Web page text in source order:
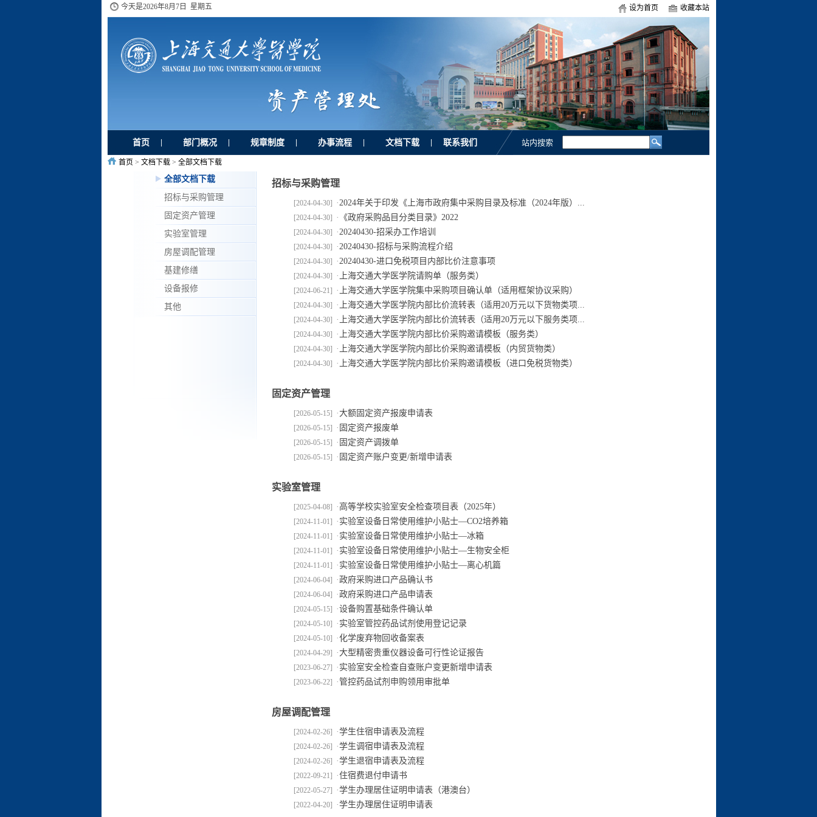
今天是2026年8月7日 星期五 设为首页 收藏本站
首页 部门概况 规章制度 办事流程 文档下载 联系我们 站内搜索
首页 > 文档下载 > 全部文档下载
全部文档下载
招标与采购管理
固定资产管理
实验室管理
房屋调配管理
基建修缮
设备报修
其他
招标与采购管理
[2024-04-30] ·2024年关于印发《上海市政府集中采购目录及标准（2024年版）...
[2024-04-30] · 《政府采购品目分类目录》2022
[2024-04-30] ·20240430-招采办工作培训
[2024-04-30] ·20240430-招标与采购流程介绍
[2024-04-30] ·20240430-进口免税项目内部比价注意事项
[2024-04-30] · 上海交通大学医学院请购单（服务类）
[2024-06-21] · 上海交通大学医学院集中采购项目确认单（适用框架协议采购）
[2024-04-30] · 上海交通大学医学院内部比价流转表（适用20万元以下货物类项...
[2024-04-30] · 上海交通大学医学院内部比价流转表（适用20万元以下服务类项...
[2024-04-30] · 上海交通大学医学院内部比价采购邀请模板（服务类）
[2024-04-30] · 上海交通大学医学院内部比价采购邀请模板（内贸货物类）
[2024-04-30] · 上海交通大学医学院内部比价采购邀请模板（进口免税货物类）
固定资产管理
[2026-05-15] ·大额固定资产报废申请表
[2026-05-15] · 固定资产报废单
[2026-05-15] · 固定资产调拨单
[2026-05-15] · 固定资产账户变更/新增申请表
实验室管理
[2025-04-08] · 高等学校实验室安全检查项目表（2025年）
[2024-11-01] · 实验室设备日常使用维护小贴士—CO2培养箱
[2024-11-01] · 实验室设备日常使用维护小贴士—冰箱
[2024-11-01] · 实验室设备日常使用维护小贴士—生物安全柜
[2024-11-01] · 实验室设备日常使用维护小贴士—离心机篇
[2024-06-04] ·政府采购进口产品确认书
[2024-06-04] ·政府采购进口产品申请表
[2024-05-15] ·设备购置基础条件确认单
[2024-05-10] · 实验室管控药品试剂使用登记记录
[2024-05-10] ·化学废弃物回收备案表
[2024-04-29] ·大型精密贵重仪器设备可行性论证报告
[2023-06-27] · 实验室安全检查自查账户变更新增申请表
[2023-06-22] ·管控药品试剂申购领用审批单
房屋调配管理
[2024-02-26] ·学生住宿申请表及流程
[2024-02-26] ·学生调宿申请表及流程
[2024-02-26] ·学生退宿申请表及流程
[2022-09-21] ·住宿费退付申请书
[2022-05-27] ·学生办理居住证明申请表（港澳台）
[2022-04-20] ·学生办理居住证明申请表